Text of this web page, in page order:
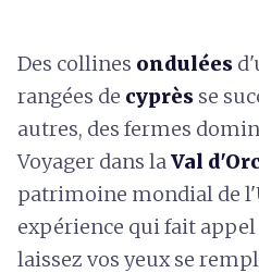
Des collines ondulées
rangées de cyprès se
autres, des fermes
Voyager dans laVal
patrimoine mondial de
expérience qui fait appel
laissez vos yeux se